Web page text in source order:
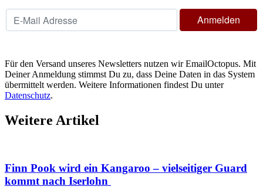
Für den Versand unseres Newsletters nutzen wir EmailOctopus. Mit
Deiner Anmeldung stimmst Du zu, dass Deine Daten in das System
übermittelt werden. Weitere Informationen findest Du unter
Datenschutz.
Weitere Artikel
Finn Pook wird ein Kangaroo – vielseitiger Guard
kommt nach Iserlohn